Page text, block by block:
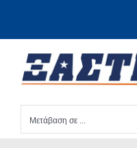
Μετάβαση σε ...